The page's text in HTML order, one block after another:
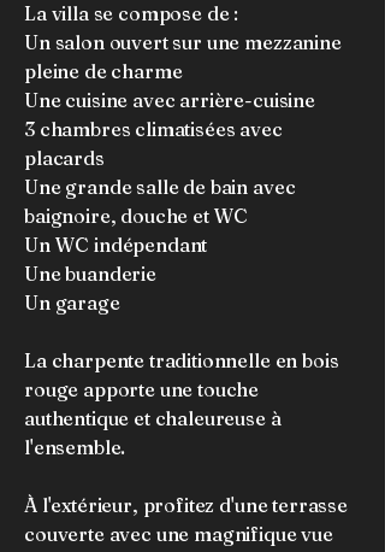
La villa se compose de :
Un salon ouvert sur une mezzanine
pleine de charme
Une cuisine avec arrière-cuisine
3 chambres climatisées avec
placards
Une grande salle de bain avec
baignoire, douche et WC
Un WC indépendant
Une buanderie
Un garage
La charpente traditionnelle en bois
rouge apporte une touche
authentique et chaleureuse à
l'ensemble.
À l'extérieur, profitez d'une terrasse
couverte avec une magnifique vue